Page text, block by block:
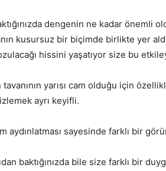
dengenin ne kadar önemli
kusursuz bir biçimde birlikte yer
hissini yaşatıyor size bu
tavanının yarısı cam olduğu için
ayrı keyifli.
aydınlatması sayesinde farklı bir
baktığınızda bile size farklı bir